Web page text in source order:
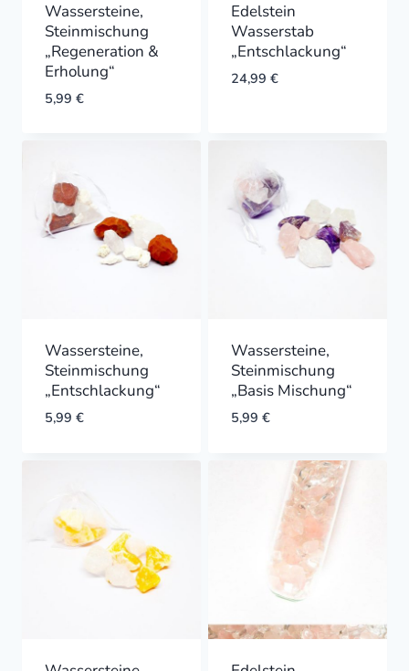
Wassersteine,
Steinmischung
„Regeneration &
Erholung“
5,99 €
Edelstein
Wasserstab
„Entschlackung“
24,99 €
Wassersteine,
Steinmischung
„Entschlackung“
5,99 €
Wassersteine,
Steinmischung
„Basis Mischung“
5,99 €